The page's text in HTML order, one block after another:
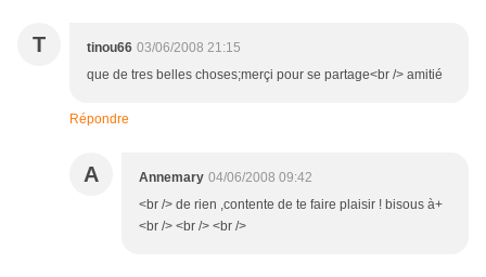
T tinou66 03/06/2008 21:15
que de tres belles choses;merçi pour se partage<br /> amitié
Répondre
A Annemary 04/06/2008 09:42
<br /> de rien ,contente de te faire plaisir ! bisous à+
<br /> <br /> <br />